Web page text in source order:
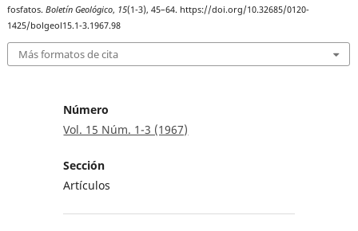
fosfatos.Boletín Geológico, 15(1-3), 45–64. https://doi.org/10.32685/0120-
1425/bolgeol15.1-3.1967.98
Más formatos de cita
Número
Vol. 15 Núm. 1-3 (1967)
Sección
Artículos